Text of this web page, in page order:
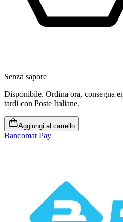
Senza sapore
Disponibile. Ordina ora, consegna
tardi con Poste Italiane.
Aggiungi al carrello
Bancomat Pay